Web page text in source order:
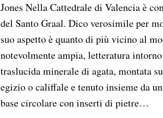
Jones Nella Cattedrale di Valencia è
del Santo Graal. Dico verosimile per
suo aspetto è quanto di più vicino al
notevolmente ampia, letteratura
traslucida minerale di agata, montata
egizio o califfale e tenuto insieme da
base circolare con inserti di pietre…